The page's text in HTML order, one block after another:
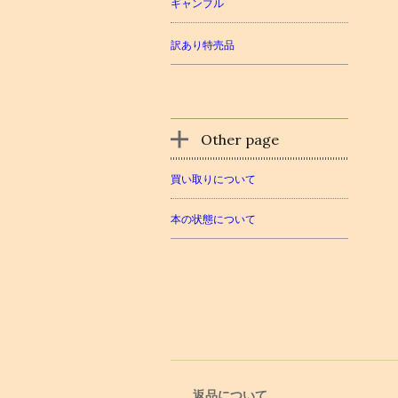
ギャンブル
訳あり特売品
Other page
買い取りについて
本の状態について